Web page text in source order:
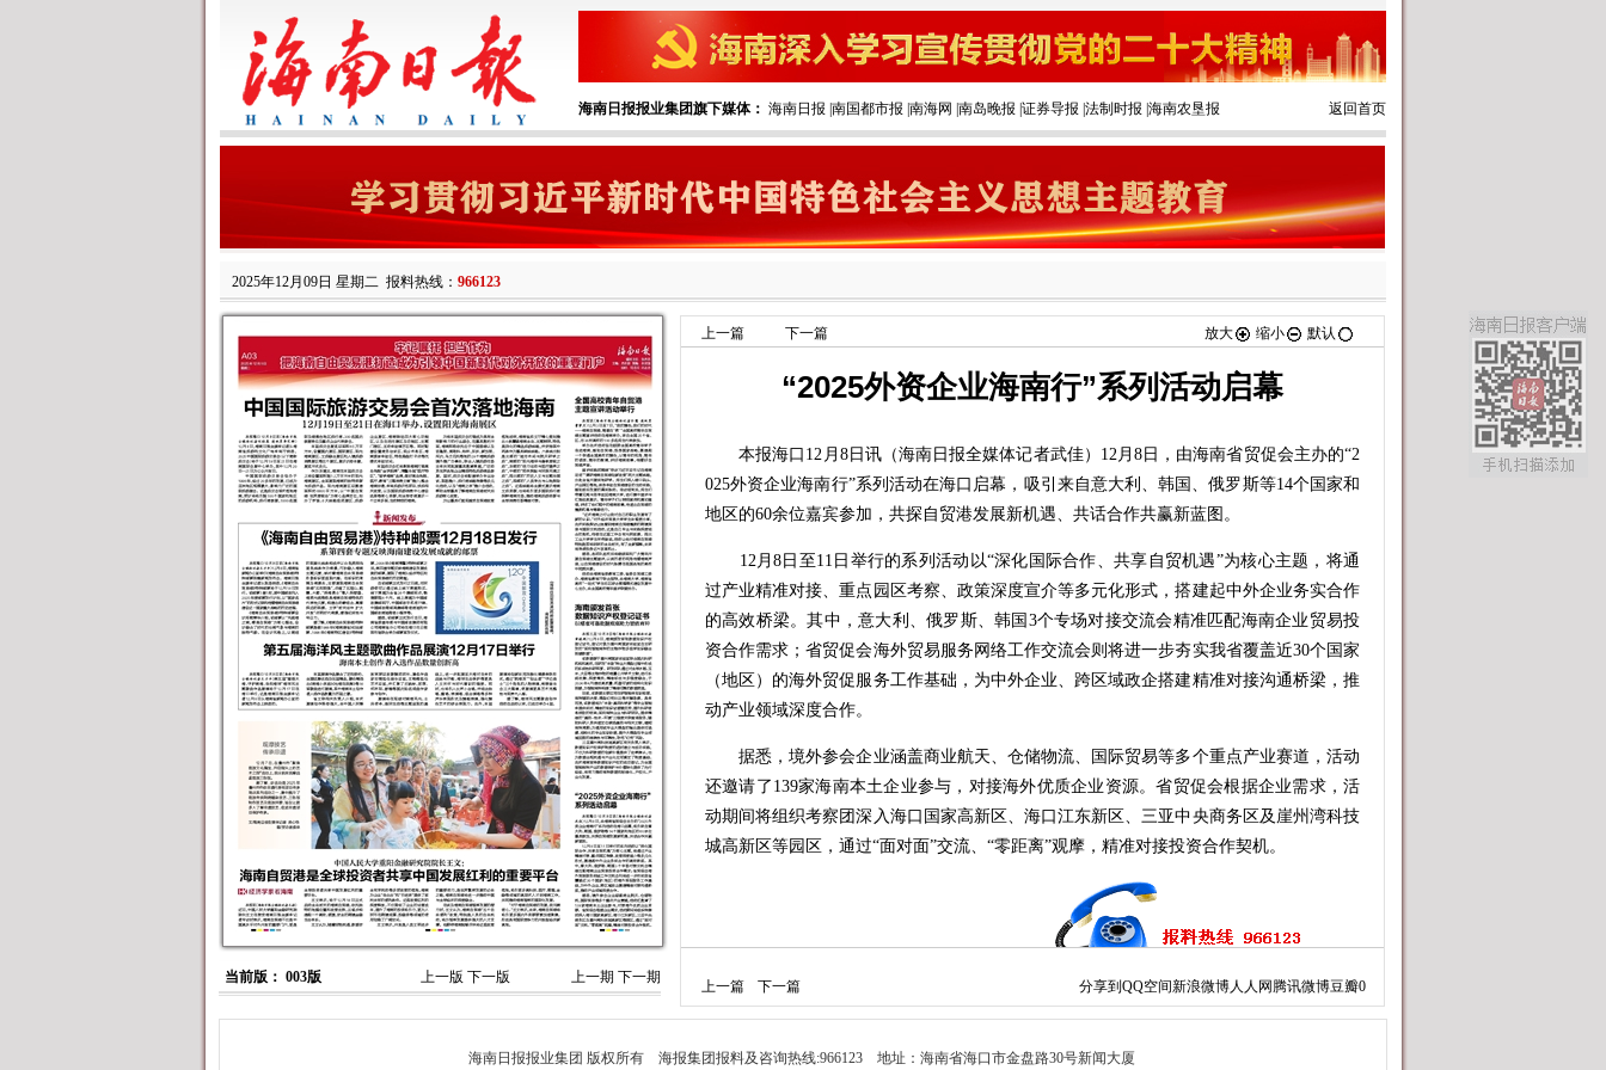
海南日报报业集团旗下媒体： 海南日报 南国都市报 南海网 南岛晚报 证券导报 法制时报 海南农垦报 返回首页
2025年12月09日 星期二 报料热线： 966123
当前版： 003版 上一版 下一版 上一期 下一期
上一篇 下一篇 放大 缩小 默认
“2025外资企业海南行”系列活动启幕
本报海口12月8日讯（海南日报全媒体记者武佳）12月8日，由海南省贸促会主办的“2
025外资企业海南行”系列活动在海口启幕，吸引来自意大利、韩国、俄罗斯等14个国家和
地区的60余位嘉宾参加，共探自贸港发展新机遇、共话合作共赢新蓝图。
12月8日至11日举行的系列活动以“深化国际合作、共享自贸机遇”为核心主题，将通
过产业精准对接、重点园区考察、政策深度宣介等多元化形式，搭建起中外企业务实合作
的高效桥梁。其中，意大利、俄罗斯、韩国3个专场对接交流会精准匹配海南企业贸易投
资合作需求；省贸促会海外贸易服务网络工作交流会则将进一步夯实我省覆盖近30个国家
（地区）的海外贸促服务工作基础，为中外企业、跨区域政企搭建精准对接沟通桥梁，推
动产业领域深度合作。
据悉，境外参会企业涵盖商业航天、仓储物流、国际贸易等多个重点产业赛道，活动
还邀请了139家海南本土企业参与，对接海外优质企业资源。省贸促会根据企业需求，活
动期间将组织考察团深入海口国家高新区、海口江东新区、三亚中央商务区及崖州湾科技
城高新区等园区，通过“面对面”交流、“零距离”观摩，精准对接投资合作契机。
上一篇 下一篇 分享到 QQ空间新浪微博人人网 腾讯微博豆瓣0